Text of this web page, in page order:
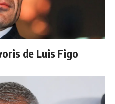
de Luis Figo